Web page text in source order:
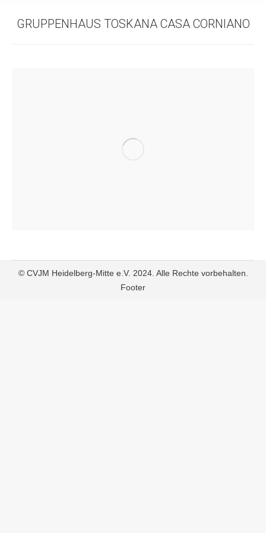
GRUPPENHAUS TOSKANA CASA CORNIANO
© CVJM Heidelberg-Mitte e.V. 2024. Alle Rechte vorbehalten.
Footer